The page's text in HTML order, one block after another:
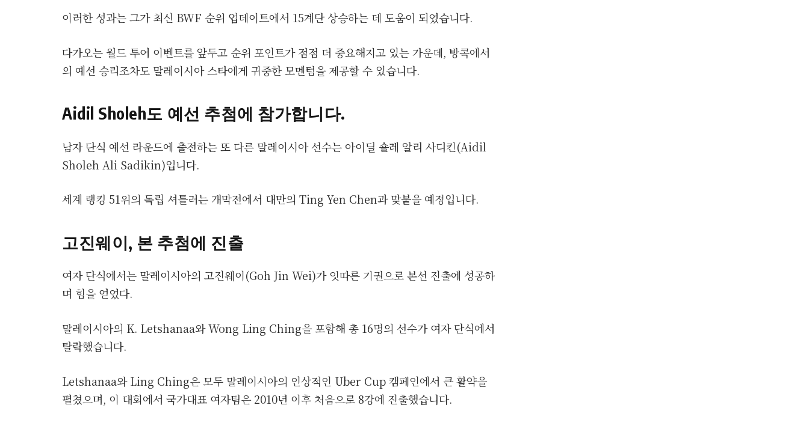
이러한 성과는 그가 최신 BWF 순위 업데이트에서 15계단 상승하는 데 도움이 되었습니다.
다가오는 월드 투어 이벤트를 앞두고 순위 포인트가 점점 더 중요해지고 있는 가운데, 방콕에서
의 예선 승리조차도 말레이시아 스타에게 귀중한 모멘텀을 제공할 수 있습니다.
Aidil Sholeh도 예선 추첨에 참가합니다.
남자 단식 예선 라운드에 출전하는 또 다른 말레이시아 선수는 아이딜 숄레 알리 사디킨(Aidil
Sholeh Ali Sadikin)입니다.
세계 랭킹 51위의 독립 셔틀러는 개막전에서 대만의 Ting Yen Chen과 맞붙을 예정입니다.
고진웨이, 본 추첨에 진출
여자 단식에서는 말레이시아의 고진웨이(Goh Jin Wei)가 잇따른 기권으로 본선 진출에 성공하
며 힘을 얻었다.
말레이시아의 K. Letshanaa와 Wong Ling Ching을 포함해 총 16명의 선수가 여자 단식에서
탈락했습니다.
Letshanaa와 Ling Ching은 모두 말레이시아의 인상적인 Uber Cup 캠페인에서 큰 활약을
펼쳤으며, 이 대회에서 국가대표 여자팀은 2010년 이후 처음으로 8강에 진출했습니다.